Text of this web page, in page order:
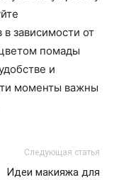
зависимости от
помады
и
моменты важны
Следующая статья
Идеи макияжа для